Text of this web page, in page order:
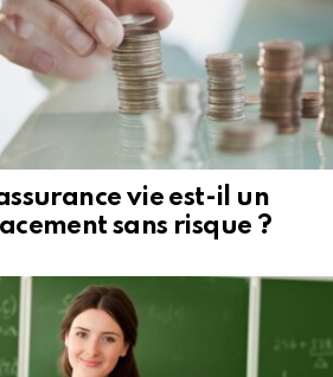
vie est-il un
sans risque ?